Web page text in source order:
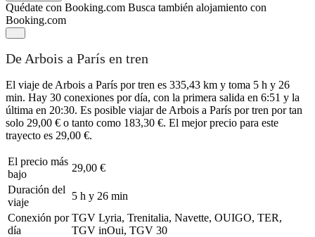
Quédate con Booking.com Busca también alojamiento con
Booking.com
De Arbois a París en tren
El viaje de Arbois a París por tren es 335,43 km y toma 5 h y 26
min. Hay 30 conexiones por día, con la primera salida en 6:51 y la
última en 20:30. Es posible viajar de Arbois a París por tren por tan
solo 29,00 € o tanto como 183,30 €. El mejor precio para este
trayecto es 29,00 €.
El precio más
bajo
29,00 €
Duración del
viaje
5 h y 26 min
Conexión por
día
TGV Lyria, Trenitalia, Navette, OUIGO, TER,
TGV inOui, TGV 30